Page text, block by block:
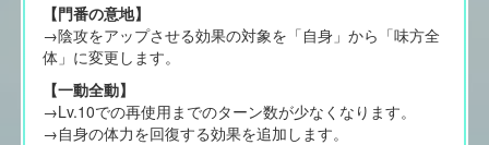
【門番の意地】
→陰攻をアップさせる効果の対象を「自身」から「味方全
体」に変更します。
【一動全動】
→Lv.10での再使用までのターン数が少なくなります。
→自身の体力を回復する効果を追加します。